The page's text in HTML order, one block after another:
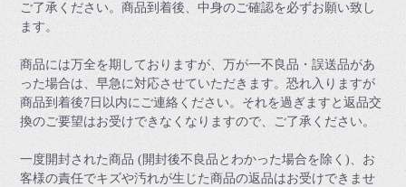
ご了承ください。商品到着後、中身のご確認を必ずお願い致し
ます。
商品には万全を期しておりますが、万が一不良品・誤送品があ
った場合は、早急に対応させていただきます。恐れ入りますが
商品到着後7日以内にご連絡ください。それを過ぎますと返品交
換のご要望はお受けできなくなりますので、ご了承ください。
一度開封された商品 (開封後不良品とわかった場合を除く)、お
客様の責任でキズや汚れが生じた商品の返品はお受けできませ